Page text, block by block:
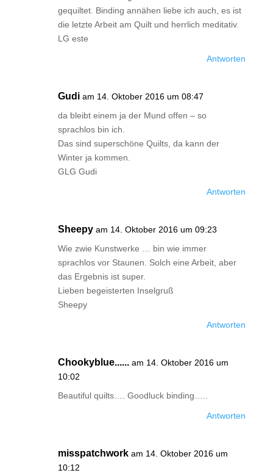
gequiltet. Binding annähen liebe ich auch, es ist
die letzte Arbeit am Quilt und herrlich meditativ.
LG este
Antworten
Gudi am 14. Oktober 2016 um 08:47
da bleibt einem ja der Mund offen – so
sprachlos bin ich.
Das sind superschöne Quilts, da kann der
Winter ja kommen.
GLG Gudi
Antworten
Sheepy am 14. Oktober 2016 um 09:23
Wie zwie Kunstwerke … bin wie immer
sprachlos vor Staunen. Solch eine Arbeit, aber
das Ergebnis ist super.
Lieben begeisterten Inselgruß
Sheepy
Antworten
Chookyblue...... am 14. Oktober 2016 um
10:02
Beautiful quilts…. Goodluck binding…..
Antworten
misspatchwork am 14. Oktober 2016 um
10:12